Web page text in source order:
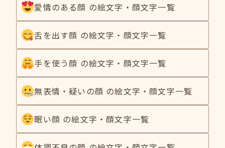
愛情のある顔 の絵文字・顔文字一覧
舌を出す顔 の絵文字・顔文字一覧
手を使う顔 の絵文字・顔文字一覧
無表情・疑いの顔 の絵文字・顔文字一覧
眠い顔 の絵文字・顔文字一覧